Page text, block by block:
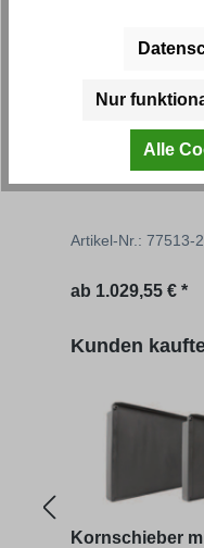
Artikel-Nr.: 77513-
Regulärer Preis:
ab 1.029,55 € *
Produktgalerie
Kunden
Kornschieber
Nur
Alle